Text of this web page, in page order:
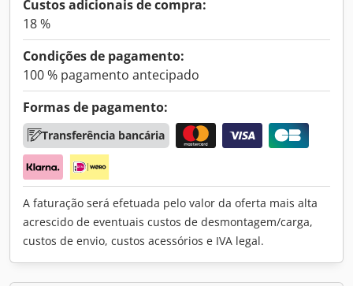
Custos adicionais de compra:
18 %
Condições de pagamento:
100 % pagamento antecipado
Formas de pagamento:
Transferência bancária
A faturação será efetuada pelo valor da oferta mais alta
acrescido de eventuais custos de desmontagem/carga,
custos de envio, custos acessórios e IVA legal.